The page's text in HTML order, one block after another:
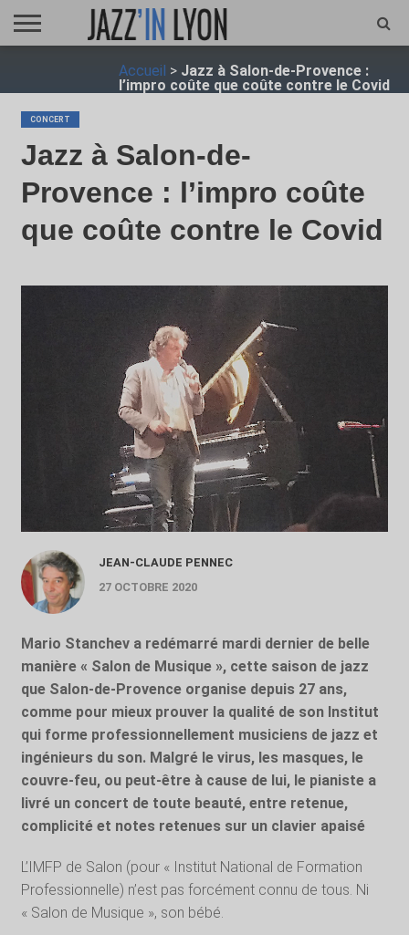
JAZZ
Accueil > Jazz à Salon-de-Provence :
l’impro coûte que coûte contre le Covid
CONCERT
Jazz à Salon-de-
Provence : l’impro coûte
que coûte contre le Covid
JEAN-CLAUDE PENNEC
27 OCTOBRE 2020
Mario Stanchev a redémarré mardi dernier de belle
manière « Salon de Musique », cette saison de jazz
que Salon-de-Provence organise depuis 27 ans,
comme pour mieux prouver la qualité de son Institut
qui forme professionnellement musiciens de jazz et
ingénieurs du son. Malgré le virus, les masques, le
couvre-feu, ou peut-être à cause de lui, le pianiste a
livré un concert de toute beauté, entre retenue,
complicité et notes retenues sur un clavier apaisé
L’IMFP de Salon (pour « Institut National de Formation
Professionnelle) n’est pas forcément connu de tous. Ni
« Salon de Musique », son bébé.